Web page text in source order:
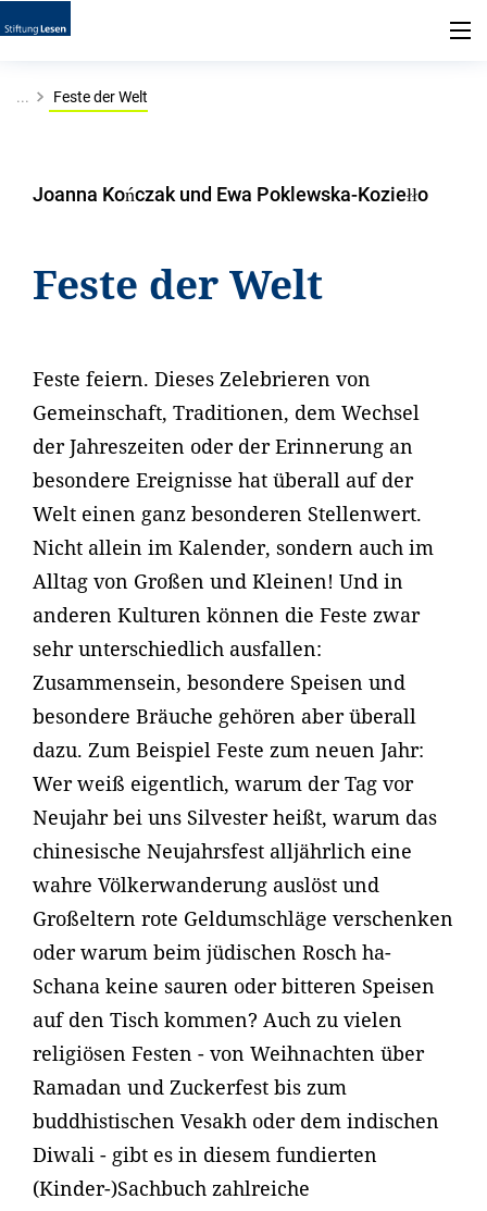
... Feste der Welt
Joanna Kończak und Ewa Poklewska-Koziełło
Feste der Welt
Feste feiern. Dieses Zelebrieren von
Gemeinschaft, Traditionen, dem Wechsel
der Jahreszeiten oder der Erinnerung an
besondere Ereignisse hat überall auf der
Welt einen ganz besonderen Stellenwert.
Nicht allein im Kalender, sondern auch im
Alltag von Großen und Kleinen! Und in
anderen Kulturen können die Feste zwar
sehr unterschiedlich ausfallen:
Zusammensein, besondere Speisen und
besondere Bräuche gehören aber überall
dazu. Zum Beispiel Feste zum neuen Jahr:
Wer weiß eigentlich, warum der Tag vor
Neujahr bei uns Silvester heißt, warum das
chinesische Neujahrsfest alljährlich eine
wahre Völkerwanderung auslöst und
Großeltern rote Geldumschläge verschenken
oder warum beim jüdischen Rosch ha-
Schana keine sauren oder bitteren Speisen
auf den Tisch kommen? Auch zu vielen
religiösen Festen - von Weihnachten über
Ramadan und Zuckerfest bis zum
buddhistischen Vesakh oder dem indischen
Diwali - gibt es in diesem fundierten
(Kinder-)Sachbuch zahlreiche